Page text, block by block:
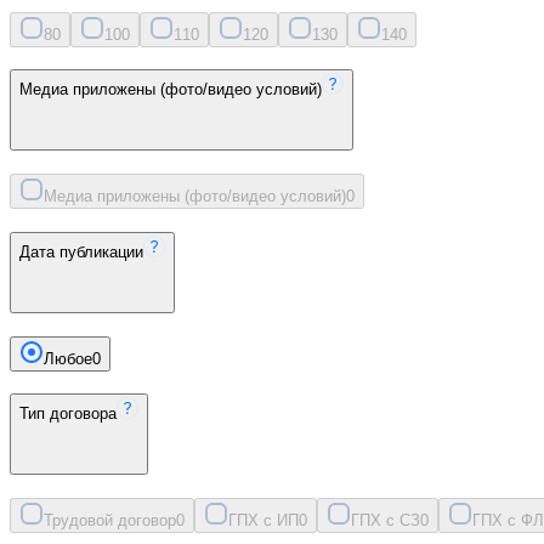
80 100 11 0 120 130 140
Медиа приложены (фото/видео условий)
Медиа приложены (фото/видео условий)0
Дата публикации
Любое0
Тип договора
Трудовой договор0 ГПХ с ИП0 ГПХ с СЗ0 ГПХ с ФЛ